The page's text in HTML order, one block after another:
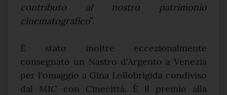
contributo al nostro patrimonio
cinematografico”.
È stato inoltre eccezionalmente
consegnato un Nastro d'Argento a Venezia
per l'omaggio a Gina Lollobrigida condiviso
dal MIC con Cinecittà. È il premio alla